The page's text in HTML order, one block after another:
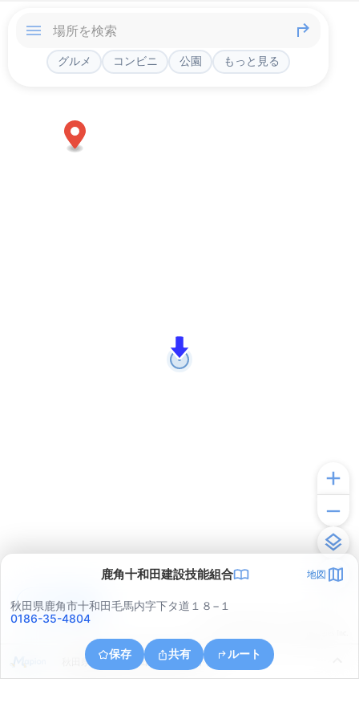
グルメ コンビニ 公園 もっと見る
鹿角十和田建設技能組合 地図
秋田県鹿角市十和田毛馬内字下タ道１８−１
0186-35-4804
保存 共有 ルート
秋田県鹿角市十和田毛馬内字古下タ
アプリで見る